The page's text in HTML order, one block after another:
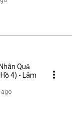
Quả
4) - Lâm
ago